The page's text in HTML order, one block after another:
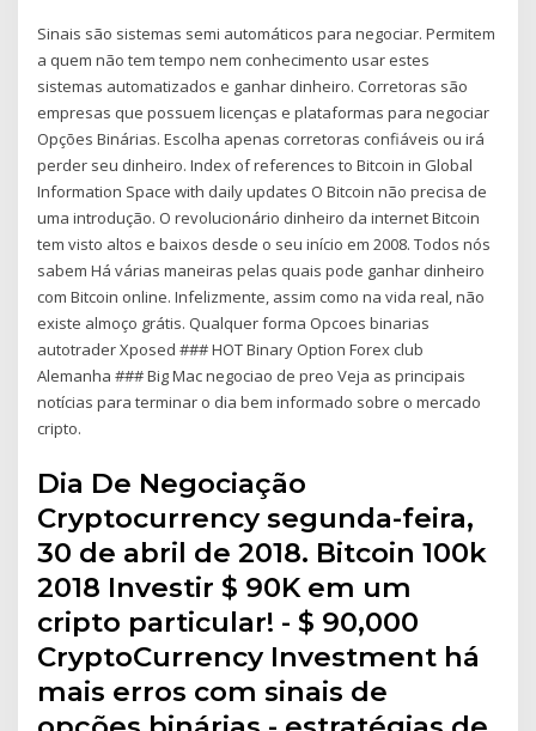
Sinais são sistemas semi automáticos para negociar. Permitem
a quem não tem tempo nem conhecimento usar estes
sistemas automatizados e ganhar dinheiro. Corretoras são
empresas que possuem licenças e plataformas para negociar
Opções Binárias. Escolha apenas corretoras confiáveis ou irá
perder seu dinheiro. Index of references to Bitcoin in Global
Information Space with daily updates O Bitcoin não precisa de
uma introdução. O revolucionário dinheiro da internet Bitcoin
tem visto altos e baixos desde o seu início em 2008. Todos nós
sabem Há várias maneiras pelas quais pode ganhar dinheiro
com Bitcoin online. Infelizmente, assim como na vida real, não
existe almoço grátis. Qualquer forma Opcoes binarias
autotrader Xposed ### HOT Binary Option Forex club
Alemanha ### Big Mac negociao de preo Veja as principais
notícias para terminar o dia bem informado sobre o mercado
cripto.
Dia De Negociação
Cryptocurrency segunda-feira,
30 de abril de 2018. Bitcoin 100k
2018 Investir $ 90K em um
cripto particular! - $ 90,000
CryptoCurrency Investment há
mais erros com sinais de